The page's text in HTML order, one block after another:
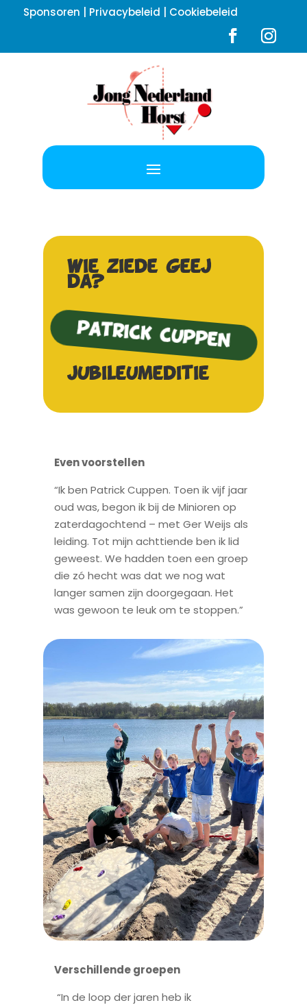
Sponsoren Privacybeleid Cookiebeleid
Wie ziede geej
da?
Patrick cuppen
Jubileumeditie
Even voorstellen
“Ik ben Patrick Cuppen. Toen ik vijf jaar
oud was, begon ik bij de Minioren op
zaterdagochtend – met Ger Weijs als
leiding. Tot mijn achttiende ben ik lid
geweest. We hadden toen een groep
die zó hecht was dat we nog wat
langer samen zijn doorgegaan. Het
was gewoon te leuk om te stoppen.”
Verschillende groepen
“In de loop der jaren heb ik